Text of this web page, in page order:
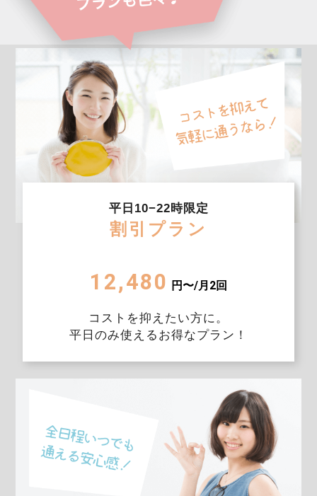
平日10−22時限定
割引プラン
12,480 円〜/月2回
コストを抑えたい方に。
平日のみ使えるお得なプラン！